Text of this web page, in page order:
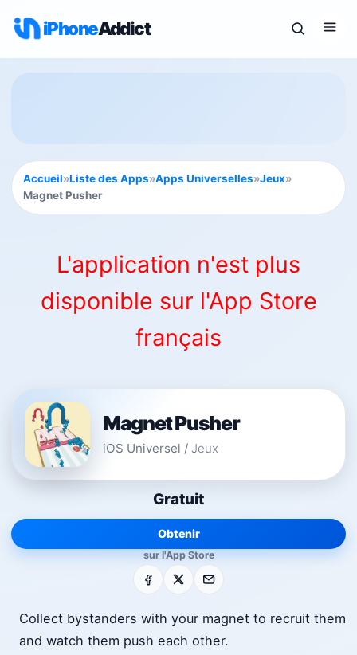
iPhoneAddict
Accueil»Liste des Apps»Apps Universelles»Jeux»
Magnet Pusher
L'application n'est plus
disponible sur l'App Store
français
Magnet Pusher
iOS Universel / Jeux
Gratuit
Obtenir
sur l'App Store
Facebook E-mail
Collect bystanders with your magnet to recruit them
and watch them push each other.